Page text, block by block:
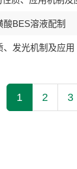
BES溶液配制
、发光机制及应用
1 2 3